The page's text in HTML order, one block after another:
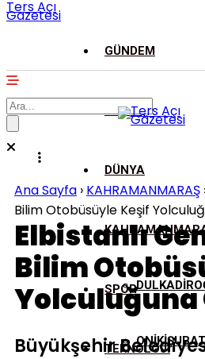
Ters Açı
Gazetesi
GÜNDEM
ASAYİŞ
DÜNYA
ONİKİŞUBAT
SPOR
TEKNOLOJİ
Ana Sayfa › KAHRAMANMARAŞ
Bilim Otobüsüyle Keşif
Elbistanlı
Bilim
Yolculuğuna
Büyükşehir